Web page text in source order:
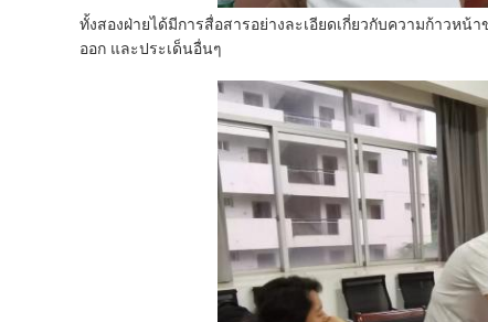
ทั้งสองฝ่ายได้มีการสื่อสารอย่างละเอียดเกี่ยวกับความก้าวหน้
ออก และประเด็นอื่นๆ